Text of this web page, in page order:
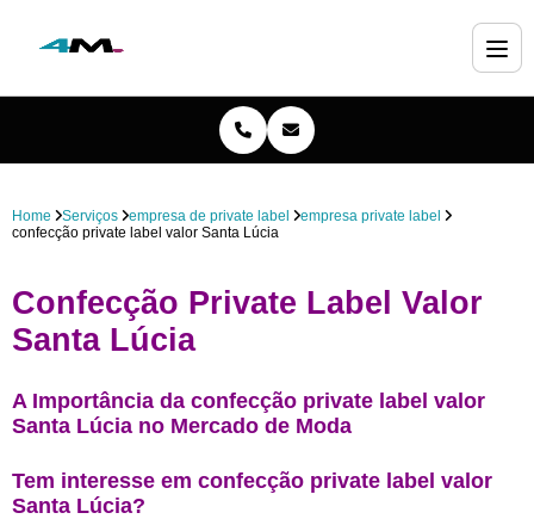
Home Serviços empresa de private label
empresa private label
confecção private label valor Santa Lúcia
Confecção Private Label Valor
Santa Lúcia
A Importância da confecção private label valor
Santa Lúcia no Mercado de Moda
Tem interesse em confecção private label valor
Santa Lúcia?